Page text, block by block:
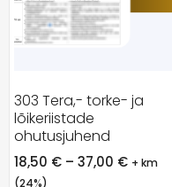
303 Tera,- torke- ja
lõikeriistade
ohutusjuhend
18,50 € – 37,00 € + km
(24%)